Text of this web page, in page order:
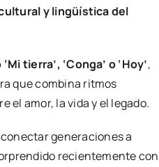
y lingüística del
tierra’, ‘Conga’ o ‘Hoy’,
que combina ritmos
el amor, la vida y el legado.
generaciones a
recientemente con